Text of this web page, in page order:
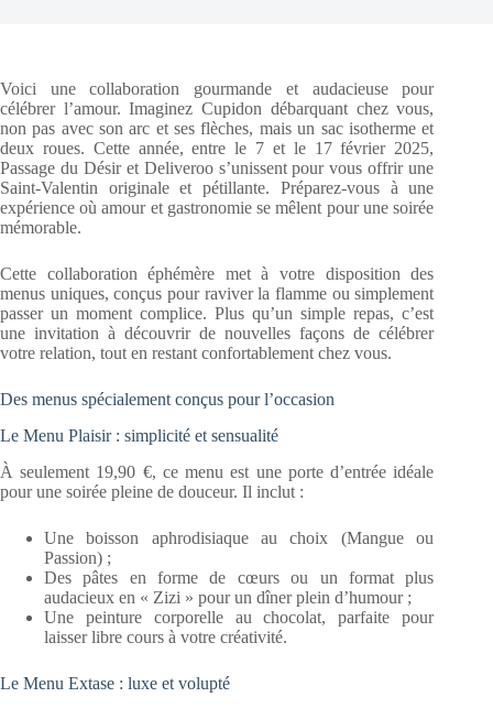
Voici une collaboration gourmande et audacieuse pour
célébrer l’amour. Imaginez Cupidon débarquant chez vous,
non pas avec son arc et ses flèches, mais un sac isotherme et
deux roues. Cette année, entre le 7 et le 17 février 2025,
Passage du Désir et Deliveroo s’unissent pour vous offrir une
Saint-Valentin originale et pétillante. Préparez-vous à une
expérience où amour et gastronomie se mêlent pour une soirée
mémorable.
Cette collaboration éphémère met à votre disposition des
menus uniques, conçus pour raviver la flamme ou simplement
passer un moment complice. Plus qu’un simple repas, c’est
une invitation à découvrir de nouvelles façons de célébrer
votre relation, tout en restant confortablement chez vous.
Des menus spécialement conçus pour l’occasion
Le Menu Plaisir : simplicité et sensualité
À seulement 19,90 €, ce menu est une porte d’entrée idéale
pour une soirée pleine de douceur. Il inclut :
Une boisson aphrodisiaque au choix (Mangue ou
Passion) ;
Des pâtes en forme de cœurs ou un format plus
audacieux en « Zizi » pour un dîner plein d’humour ;
Une peinture corporelle au chocolat, parfaite pour
laisser libre cours à votre créativité.
Le Menu Extase : luxe et volupté